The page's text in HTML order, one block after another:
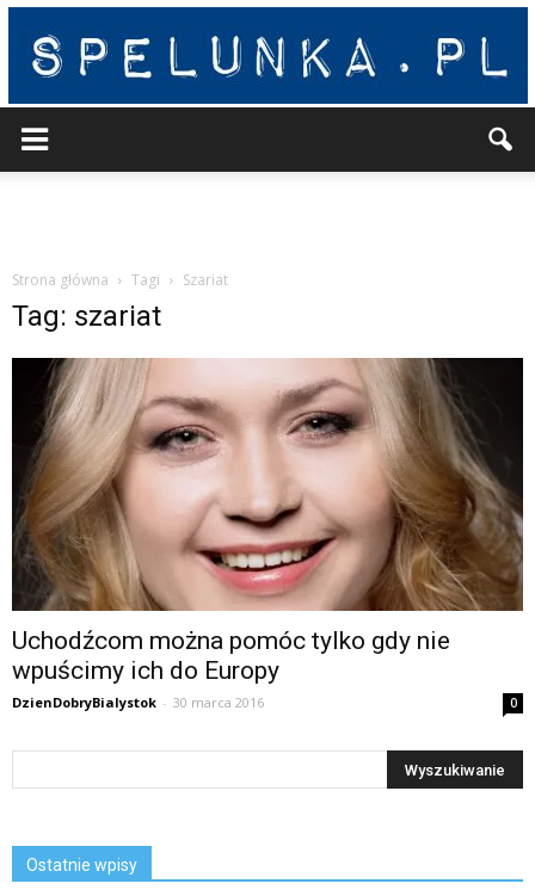
Strona główna Tagi Szariat
Tag: szariat
Uchodźcom można pomóc tylko gdy nie
wpuścimy ich do Europy
DzienDobryBialystok - 30 marca 2016 0
Ostatnie wpisy